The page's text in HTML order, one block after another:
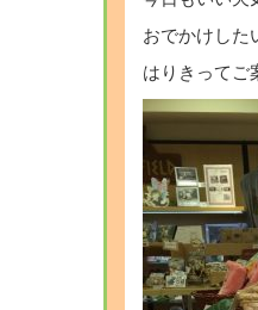
おでかけした
はりきってご